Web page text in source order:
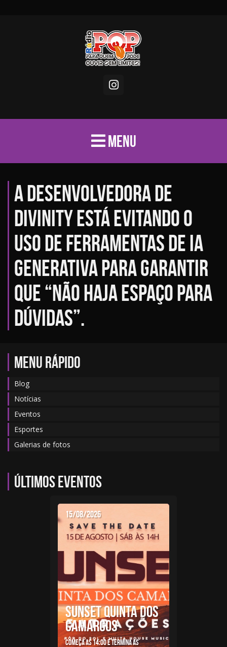
MENU
A desenvolvedora de
Divinity está evitando o
uso de ferramentas de IA
generativa para garantir
que “não haja espaço para
dúvidas”.
MENU RÁPIDO
Blog
Notícias
Eventos
Esportes
Galerias de fotos
Últimos eventos
15/08/2026
SUNSET QUINTA DOS
CAMARGOS
Começa as 14:00 e termina as